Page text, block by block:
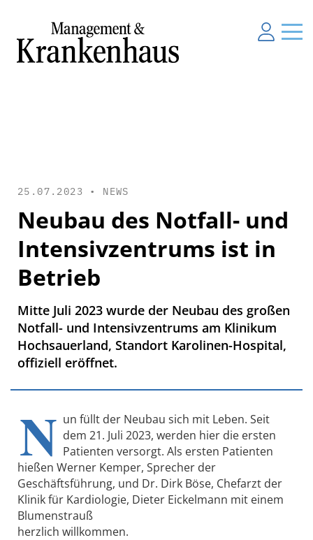
25.07.2023 • NEWS
Neubau des Notfall- und
Intensivzentrums ist in
Betrieb
Mitte Juli 2023 wurde der Neubau des großen
Notfall- und Intensivzentrums am Klinikum
Hochsauerland, Standort Karolinen-Hospital,
offiziell eröffnet.
N un füllt der Neubau sich mit Leben. Seit
dem 21. Juli 2023, werden hier die ersten
Patienten versorgt. Als ersten Patienten
hießen Werner Kemper, Sprecher der
Geschäftsführung, und Dr. Dirk Böse, Chefarzt der
Klinik für Kardiologie, Dieter Eickelmann mit einem
Blumenstrauß
herzlich willkommen.